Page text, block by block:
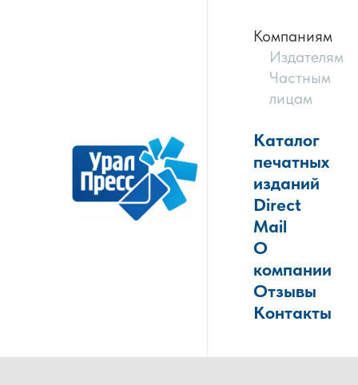
Компаниям
Издателям
Частным
лицам
Каталог
печатных
изданий
Direct
Mail
О
компании
Отзывы
Контакты